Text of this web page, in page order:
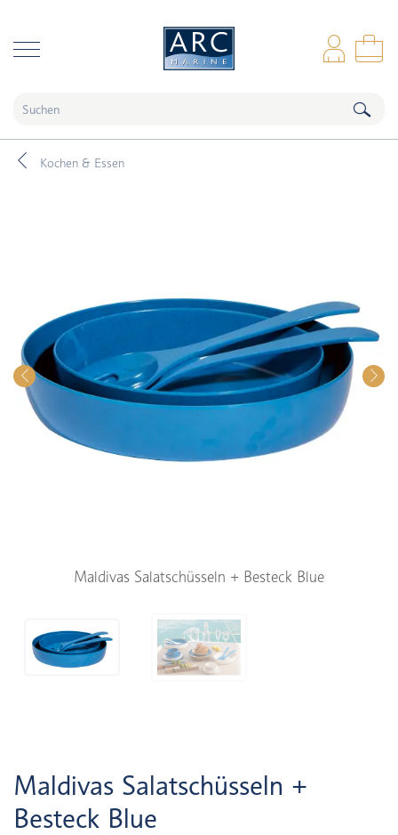
Kochen & Essen
Maldivas Salatschüsseln + Besteck Blue
Maldivas Salatschüsseln +
Besteck Blue